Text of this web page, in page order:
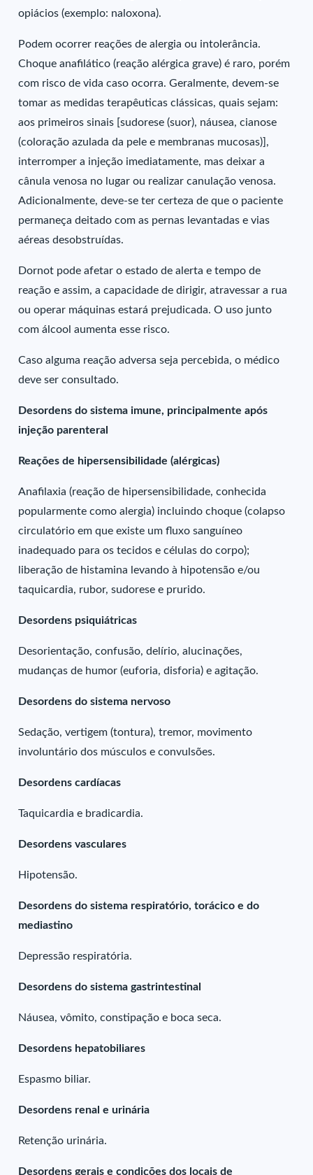
opiácios (exemplo: naloxona).
Podem ocorrer reações de alergia ou intolerância.
Choque anafilático (reação alérgica grave) é raro, porém
com risco de vida caso ocorra. Geralmente, devem-se
tomar as medidas terapêuticas clássicas, quais sejam:
aos primeiros sinais [sudorese (suor), náusea, cianose
(coloração azulada da pele e membranas mucosas)],
interromper a injeção imediatamente, mas deixar a
cânula venosa no lugar ou realizar canulação venosa.
Adicionalmente, deve-se ter certeza de que o paciente
permaneça deitado com as pernas levantadas e vias
aéreas desobstruídas.
Dornot pode afetar o estado de alerta e tempo de
reação e assim, a capacidade de dirigir, atravessar a rua
ou operar máquinas estará prejudicada. O uso junto
com álcool aumenta esse risco.
Caso alguma reação adversa seja percebida, o médico
deve ser consultado.
Desordens do sistema imune, principalmente após
injeção parenteral
Reações de hipersensibilidade (alérgicas)
Anafilaxia (reação de hipersensibilidade, conhecida
popularmente como alergia) incluindo choque (colapso
circulatório em que existe um fluxo sanguíneo
inadequado para os tecidos e células do corpo);
liberação de histamina levando à hipotensão e/ou
taquicardia, rubor, sudorese e prurido.
Desordens psiquiátricas
Desorientação, confusão, delírio, alucinações,
mudanças de humor (euforia, disforia) e agitação.
Desordens do sistema nervoso
Sedação, vertigem (tontura), tremor, movimento
involuntário dos músculos e convulsões.
Desordens cardíacas
Taquicardia e bradicardia.
Desordens vasculares
Hipotensão.
Desordens do sistema respiratório, torácico e do
mediastino
Depressão respiratória.
Desordens do sistema gastrintestinal
Náusea, vômito, constipação e boca seca.
Desordens hepatobiliares
Espasmo biliar.
Desordens renal e urinária
Retenção urinária.
Desordens gerais e condições dos locais de